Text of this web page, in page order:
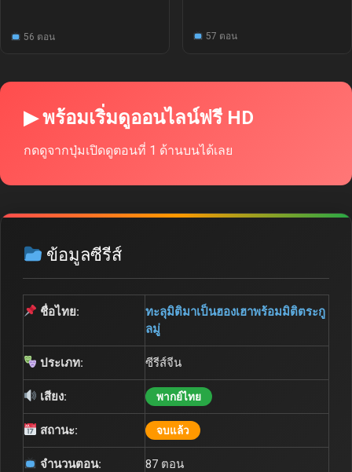
56 ตอน 57 ตอน
▶ พร้อมเริ่มดูออนไลน์ฟรี HD
กดดูจากปุ่มเปิดดูตอนที่ 1 ด้านบนได้เลย
ข้อมูลซีรีส์
ชื่อไทย:
ทะลุมิติมาเป็นฮองเฮาพร้อมมิติตระกู
ลมู่
ประเภท: ซีรีส์จีน
เสียง: พากย์ไทย
สถานะ: จบแล้ว
จำนวนตอน: 87 ตอน